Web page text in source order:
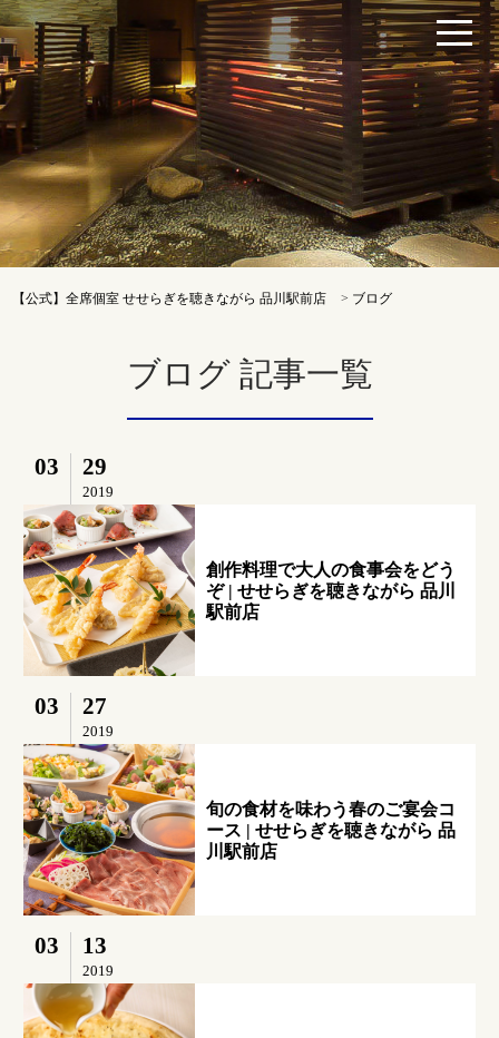
【公式】全席個室 せせらぎを聴きながら 品川駅前店 > ブログ
ブログ 記事一覧
03 29
2019
創作料理で大人の食事会をどう
ぞ | せせらぎを聴きながら 品川
駅前店
03 27
2019
旬の食材を味わう春のご宴会コ
ース | せせらぎを聴きながら 品
川駅前店
03 13
2019